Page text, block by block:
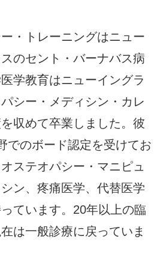
・トレーニングはニュー
のセント・バーナバス病
学教育はニューイングラ
シー・メディシン・カレ
収めて卒業しました。彼
でのボード認定を受けてお
ステオパシー・マニピュ
ン、疼痛医学、代替医学
ています。20年以上の臨
は一般診療に戻っていま